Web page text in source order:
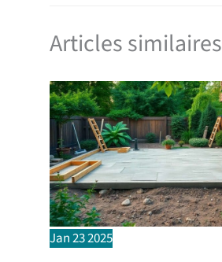
Articles similaires
Jan232025